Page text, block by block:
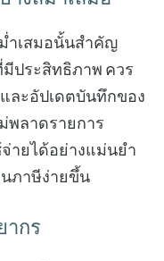
ำเสมอนั้นสำคัญ
ประสิทธิภาพ ควร
ละอัปเดตบันทึกของ
ลาดรายการ
ายได้อย่างแม่นยำ
ภาษีง่ายขึ้น
ากร